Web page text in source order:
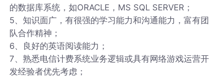
的数据库系统，如ORACLE，MS SQL SERVER；
5、知识面广，有很强的学习能力和沟通能力，富有团
队合作精神；
6、良好的英语阅读能力；
7、熟悉电信计费系统业务逻辑或具有网络游戏运营开
发经验者优先考虑；